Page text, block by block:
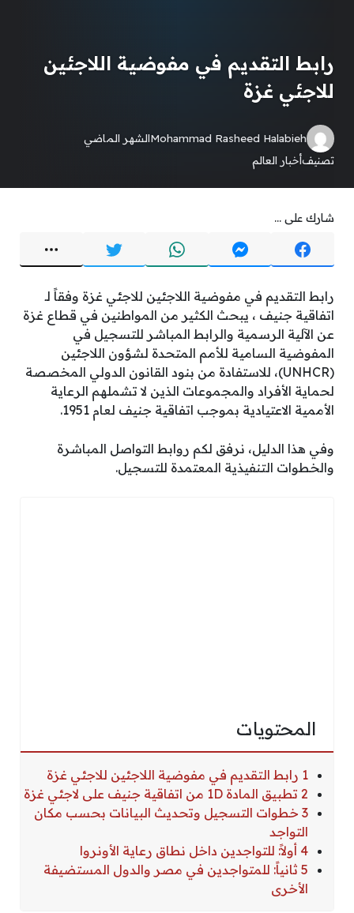
رابط التقديم في مفوضية اللاجئين
للاجئي غزة
Mohammad Rasheed Halabiehالشهر الماضي
تصنيفأخبار العالم
شارك على ...
رابط التقديم في مفوضية اللاجئين للاجئي غزة وفقاً لـ
اتفاقية جنيف ، يبحث الكثير من المواطنين في قطاع غزة
عن الآلية الرسمية والرابط المباشر للتسجيل في
المفوضية السامية للأمم المتحدة لشؤون اللاجئين
(UNHCR)، للاستفادة من بنود القانون الدولي المخصصة
لحماية الأفراد والمجموعات الذين لا تشملهم الرعاية
الأممية الاعتيادية بموجب اتفاقية جنيف لعام 1951.
وفي هذا الدليل، نرفق لكم روابط التواصل المباشرة
والخطوات التنفيذية المعتمدة للتسجيل.
المحتويات
1 رابط التقديم في مفوضية اللاجئين للاجئي غزة
2 تطبيق المادة 1D من اتفاقية جنيف على لاجئي غزة
3 خطوات التسجيل وتحديث البيانات بحسب مكان
التواجد
4 أولاً: للتواجدين داخل نطاق رعاية الأونروا
5 ثانياً: للمتواجدين في مصر والدول المستضيفة
الأخرى